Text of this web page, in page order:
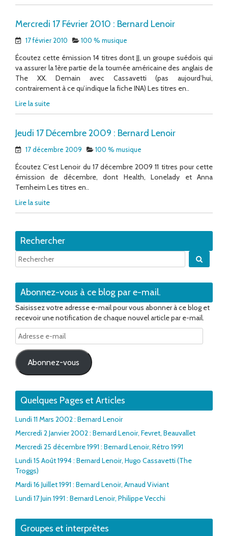
Mercredi 17 Février 2010 : Bernard Lenoir
17 février 2010 100 % musique
Écoutez cette émission 14 titres dont JJ, un groupe suédois qui
va assurer la 1ère partie de la tournée américaine des anglais de
The XX. Demain avec Cassavetti (pas aujourd’hui,
contrairement à ce qu’indique la fiche INA) Les titres en..
Lire la suite
Jeudi 17 Décembre 2009 : Bernard Lenoir
17 décembre 2009 100 % musique
Écoutez C’est Lenoir du 17 décembre 2009 11 titres pour cette
émission de décembre, dont Health, Lonelady et Anna
Ternheim Les titres en..
Lire la suite
Rechercher
Abonnez-vous à ce blog par e-mail.
Saisissez votre adresse e-mail pour vous abonner à ce blog et
recevoir une notification de chaque nouvel article par e-mail.
Adresse
e-
mail
Abonnez-vous
Quelques Pages et Articles
Lundi 11 Mars 2002 : Bernard Lenoir
Mercredi 2 Janvier 2002 : Bernard Lenoir, Fevret, Beauvallet
Mercredi 25 décembre 1991 : Bernard Lenoir, Rétro 1991
Lundi 15 Août 1994 : Bernard Lenoir, Hugo Cassavetti (The
Troggs)
Mardi 16 Juillet 1991 : Bernard Lenoir, Arnaud Viviant
Lundi 17 Juin 1991 : Bernard Lenoir, Philippe Vecchi
Groupes et interprètes